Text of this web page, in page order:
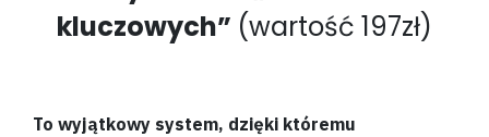
kluczowych” (wartość 197zł)
To wyjątkowy system, dzięki któremu